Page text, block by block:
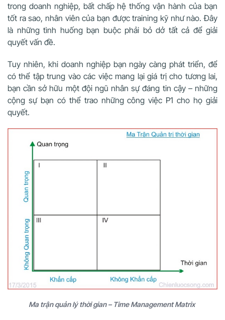
trong doanh nghiệp, bất chấp hệ thống vận hành của bạn
tốt ra sao, nhân viên của bạn được training kỹ như nào. Đây
là những tình huống bạn buộc phải bỏ dở tất cả để giải
quyết vấn đề.
Tuy nhiên, khi doanh nghiệp bạn ngày càng phát triển, để
có thể tập trung vào các việc mang lại giá trị cho tương lai,
bạn cần sở hữu một đội ngũ nhân sự đáng tin cậy – những
cộng sự bạn có thể trao những công việc P1 cho họ giải
quyết.
Ma trận quản lý thời gian – Time Management Matrix